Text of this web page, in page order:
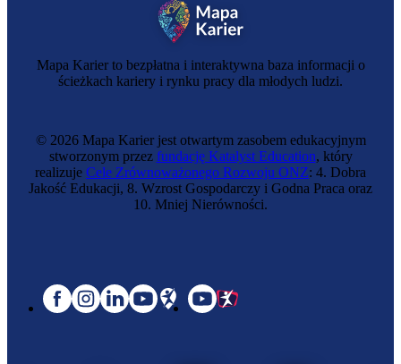
Mapa Karier to bezpłatna i interaktywna baza informacji o
ścieżkach kariery i rynku pracy dla młodych ludzi.
© 2026 Mapa Karier jest otwartym zasobem edukacyjnym
stworzonym przez fundację Katalyst Education, który
realizuje Cele Zrównoważonego Rozwoju ONZ: 4. Dobra
Jakość Edukacji, 8. Wzrost Gospodarczy i Godna Praca oraz
10. Mniej Nierówności.